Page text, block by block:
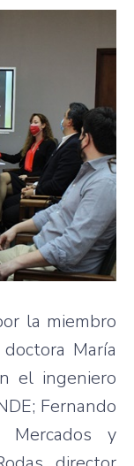
la miembro
María
el ingeniero
Fernando
y